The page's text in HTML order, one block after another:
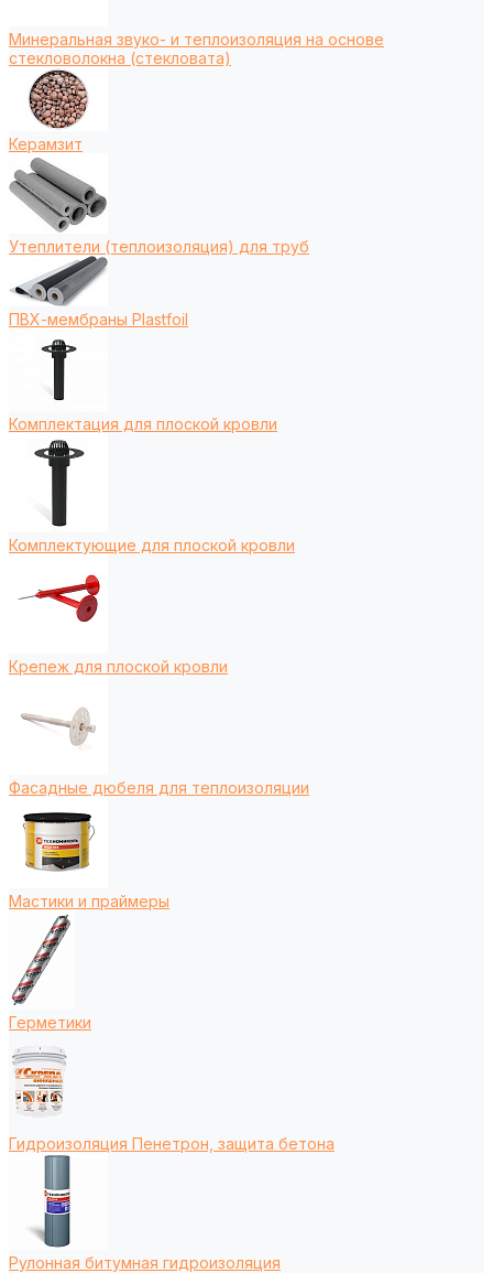
Минеральная звуко- и теплоизоляция на основе
стекловолокна (стекловата)
Керамзит
Утеплители (теплоизоляция) для труб
ПВХ-мембраны Plastfoil
Комплектация для плоской кровли
Комплектующие для плоской кровли
Крепеж для плоской кровли
Фасадные дюбеля для теплоизоляции
Мастики и праймеры
Герметики
Гидроизоляция Пенетрон, защита бетона
Рулонная битумная гидроизоляция